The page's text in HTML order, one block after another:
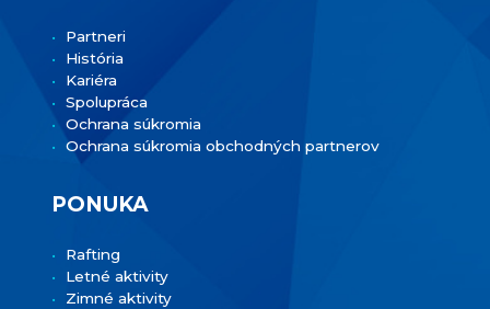
Partneri
História
Kariéra
Spolupráca
Ochrana súkromia
Ochrana súkromia obchodných partnerov
PONUKA
Rafting
Letné aktivity
Zimné aktivity